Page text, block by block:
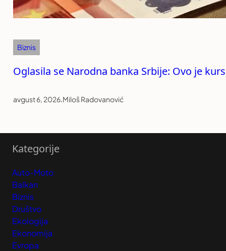
Biznis
Oglasila se Narodna banka Srbije: Ovo je
avgust 6, 2026.Miloš Radovanović
Kategorije
Auto-Moto
Balkan
Biznis
Društvo
Ekologija
Ekonomija
Evropa